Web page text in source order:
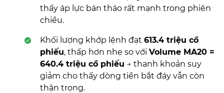
thấy áp lực bán tháo rất mạnh trong phiên
chiều.
Khối lượng khớp lệnh đạt 613.4 triệu cổ
phiếu, thấp hơn nhẹ so với Volume MA20 =
640.4 triệu cổ phiếu → thanh khoản suy
giảm cho thấy dòng tiền bắt đáy vẫn còn
thận trọng.